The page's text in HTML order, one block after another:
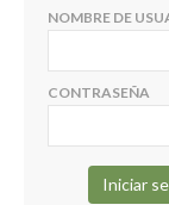
NOMBRE DE
CONTRASEÑA